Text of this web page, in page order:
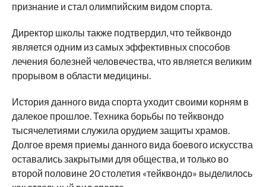
признание и стал олимпийским видом спорта.
Директор школы также подтвердил, что тейквондо
является одним из самых эффективных способов
лечения болезней человечества, что является великим
прорывом в области медицины.
История данного вида спорта уходит своими корням в
далекое прошлое. Техника борьбы по тейквондо
тысячелетиями служила орудием защиты храмов.
Долгое время приемы данного вида боевого искусства
оставались закрытыми для общества, и только во
второй половине 20 столетия «тейквондо» выделилось